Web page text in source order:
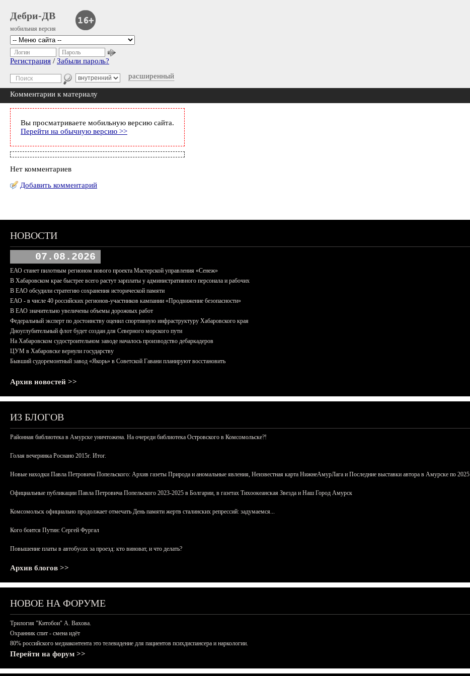
Дебри-ДВ
мобильная версия
расширенный
Логин Пароль
Регистрация / Забыли пароль?
Комментарии к материалу
Вы просматриваете мобильную версию сайта.
Перейти на обычную версию >>
Нет комментариев
Добавить комментарий
НОВОСТИ
07.08.2026
ЕАО станет пилотным регионом нового проекта Мастерской управления «Сенеж»
В Хабаровском крае быстрее всего растут зарплаты у административного персонала и рабочих
В ЕАО обсудили стратегию сохранения исторической памяти
ЕАО - в числе 40 российских регионов-участников кампании «Продвижение безопасности»
В ЕАО значительно увеличены объемы дорожных работ
Федеральный эксперт по достоинству оценил спортивную инфраструктуру Хабаровского края
Дноуглубительный флот будет создан для Северного морского пути
На Хабаровском судостроительном заводе началось производство дебаркадеров
ЦУМ в Хабаровске вернули государству
Бывший судоремонтный завод «Якорь» в Советской Гавани планируют восстановить
Архив новостей >>
ИЗ БЛОГОВ
Районная библиотека в Амурске уничтожена. На очереди библиотека Островского в Комсомольске?!
Голая вечеринка Роснано 2015г. Итог.
Новые находки Павла Петровича Попельского: Архив газеты Природа и аномальные явления, Неизвестная карта НижнеАмурЛага и Последние выставки автора в Амурске по 2025
Официальные публикации Павла Петровича Попельского 2023-2025 в Болгарии, в газетах Тихоокеанская Звезда и Наш Город Амурск
Комсомольск официально продолжает отмечать День памяти жертв сталинских репрессий: задумаемся...
Кого боится Путин: Сергей Фургал
Повышение платы в автобусах за проезд: кто виноват, и что делать?
Архив блогов >>
НОВОЕ НА ФОРУМЕ
Трилогия "Китобои" А. Вахова.
Охранник спит - смена идёт
80% российского медиаконтента это телевидение для пациентов психдиспансера и наркологии.
Перейти на форум >>